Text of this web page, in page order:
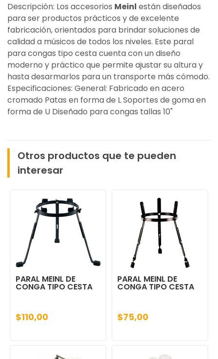
Descripción: Los accesorios Meinl están diseñados
para ser productos prácticos y de excelente
fabricación, orientados para brindar soluciones de
calidad a músicos de todos los niveles. Este paral
para congas tipo cesta cuenta con un diseño
moderno y práctico que permite ajustar su altura y
hasta desarmarlos para un transporte más cómodo.
Especificaciones: General: Fabricado en acero
cromado Patas en forma de L Soportes de goma en
forma de U Diseñado para congas tallas 10"
Otros productos que te pueden
interesar
PARAL MEINL DE
CONGA TIPO CESTA
$110,00
PARAL MEINL DE
CONGA TIPO CESTA
$75,00